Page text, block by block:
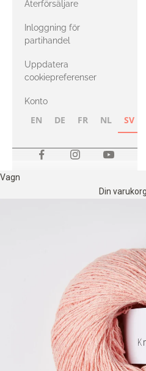
med Heavy
Merino
Återförsäljare
Inloggning för
partihandel
Uppdatera
cookiepreferenser
Konto
EN DE FR NL SV
Vagn
Din